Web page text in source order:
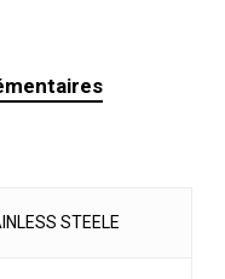
STEELE